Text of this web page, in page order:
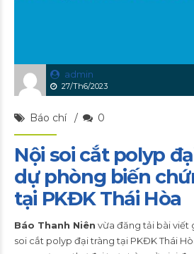
admin
27/Th6/2023
Báo chí 0
Nội soi cắt polyp
dự phòng biến
tại PKĐK Thái Hòa
Báo Thanh Niên vừa đăng tải bài viết
soi cắt polyp đại tràng tại PKĐK Thái